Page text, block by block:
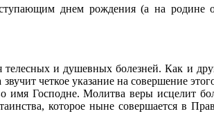
днем рождения (а на родине
и душевных болезней. Как и
четкое указание на совершение
имя Господне. Молитва веры исцелит
которое ныне совершается в